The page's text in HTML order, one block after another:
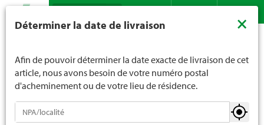
Recherche
10 pièces
Quincaillerie
Vis
Déterminer la date de livraison ×
Afin de pouvoir déterminer la date exacte de livraison de cet
article, nous avons besoin de votre numéro postal
d'acheminement ou de votre lieu de résidence.
moins de 16 ans. La limite d'âge est de 18 ans pour les
nous indiquez votre âge de manière contraignante.